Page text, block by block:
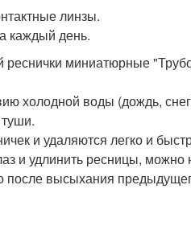
линзы.
каждый день.
реснички миниатюрные
холодной воды (дождь,
и удаляются легко и
и удлинить ресницы, можно
после высыхания